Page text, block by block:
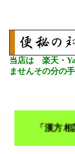
当店は 楽天・
ませんその分の
「漢方相談」ド